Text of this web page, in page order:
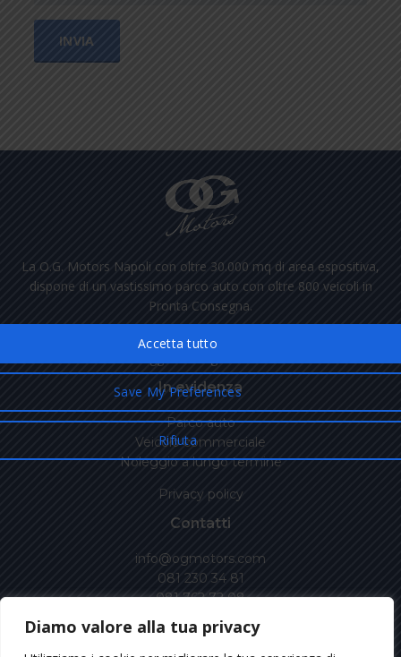
Diamo valore alla tua privacy
La O.G. Motors Napoli con oltre 30.000 mq di area espositiva,
dispone di un vastissimo parco auto con oltre 800 veicoli in
Pronta Consegna.
Nuovo, Usato Aziendale, Km Zero, Veicoli Commerciali e
In evidenza
Parco auto
Veicolo commerciale
Noleggio a lungo termine
Privacy policy
Contatti
info@ogmotors.com
081 230 34 81
081 762 72 08
Via Antiniana, 14, G\H\I Pozzuoli (NA)
Prolungamento Via Scarfoglio, Agnano (NA)